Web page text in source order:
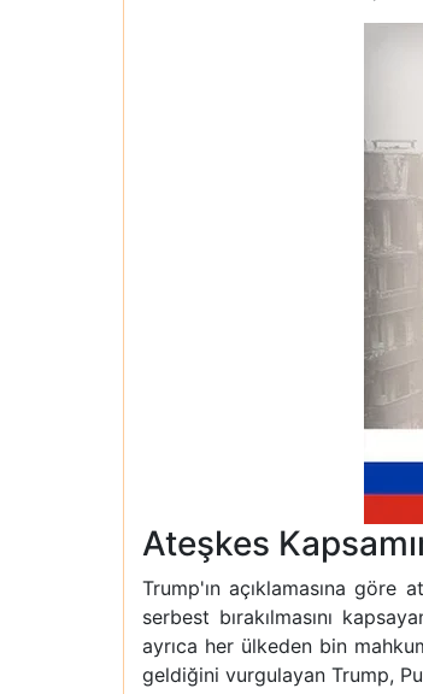
Ateşkes
Trump'ın açıklamasına göre
serbest bırakılmasını
ayrıca her ülkeden bin
geldiğini vurgulayan Trump,